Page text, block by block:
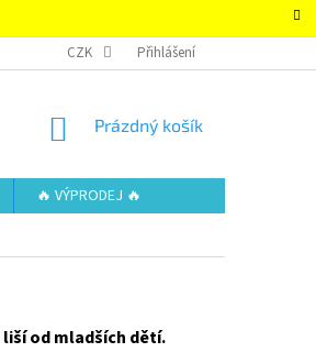
– SUPER-HRACKY.CZ
CZK Přihlášení
NÁKUPNÍ
Prázdný košík
🔥 VÝPRODEJ 🔥
od mladších dětí.